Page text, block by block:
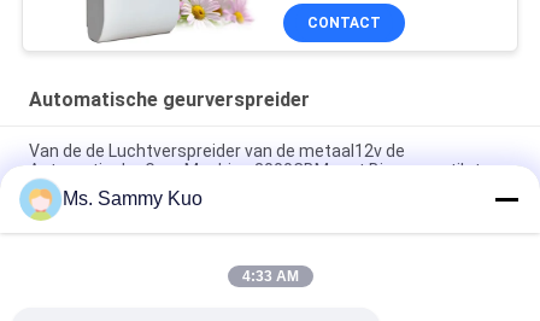
CONTACT
Automatische geurverspreider
Van de de Luchtverspreider van de metaal12v de
Automatische Geur Machine 3000CBM met Binnenventilator
150ml washroom Plastic Automatic Fragrance Diffuser
Machine With timer and inside fan for odor control
van de de Geurcontrole van 6000cbm 1000ml 31w het
Ms. Sammy Kuo
4:33 AM